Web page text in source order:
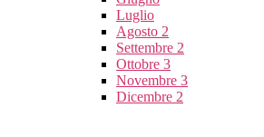
Luglio
Agosto 2
Settembre 2
Ottobre 3
Novembre 3
Dicembre 2